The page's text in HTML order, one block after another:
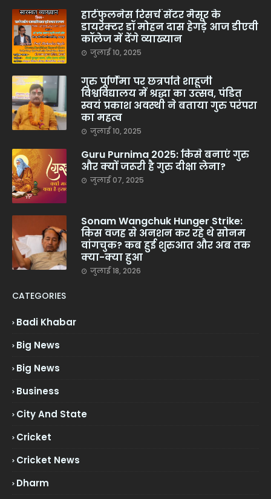
हार्टफुलनेस रिसर्च सेंटर मैसूर के
डायरेक्टर डॉ मोहन दास हेगड़े आज डीएवी
कॉलेज में देंगे व्याख्यान
जुलाई 10, 2025
गुरु पूर्णिमा पर छत्रपति शाहूजी
विश्वविद्यालय में श्रद्धा का उत्सव, पंडित
स्वयं प्रकाश अवस्थी ने बताया गुरु परंपरा
का महत्व
जुलाई 10, 2025
Guru Purnima 2025: किसे बनाएं गुरु
और क्यों जरूरी है गुरु दीक्षा लेना?
जुलाई 07, 2025
Sonam Wangchuk Hunger Strike:
किस वजह से अनशन कर रहे थे सोनम
वांगचुक? कब हुई शुरुआत और अब तक
क्या-क्या हुआ
जुलाई 18, 2026
CATEGORIES
Badi Khabar
Big News
Big News
Business
City And State
Cricket
Cricket News
Dharm